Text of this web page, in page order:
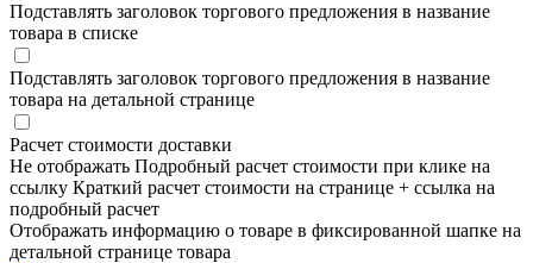
Подставлять заголовок торгового предложения в название
товара в списке
Подставлять заголовок торгового предложения в название
товара на детальной странице
Расчет стоимости доставки
Не отображать Подробный расчет стоимости при клике на
ссылку Краткий расчет стоимости на странице + ссылка на
подробный расчет
Отображать информацию о товаре в фиксированной шапке на
детальной странице товара